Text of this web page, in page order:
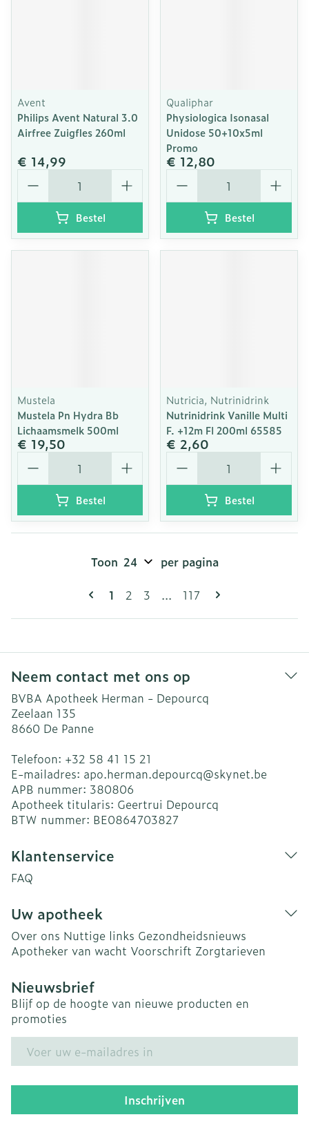
Avent
Philips Avent Natural 3.0
Airfree Zuigfles 260ml
€ 14,99
Aantal
Bestel
Qualiphar
Physiologica Isonasal
Unidose 50+10x5ml
Promo
€ 12,80
Aantal
Bestel
Mustela
Mustela Pn Hydra Bb
Lichaamsmelk 500ml
€ 19,50
Aantal
Bestel
Nutricia, Nutrinidrink
Nutrinidrink Vanille Multi
F. +12m Fl 200ml 65585
€ 2,60
Aantal
Bestel
Pagina's
U lees momenteel pagina
1 Pagina
2 Pagina
3 ... Pagina
117
Toon per pagina
Neem contact met ons op
BVBA Apotheek Herman - Depourcq
Zeelaan 135
8660 De Panne
Telefoon: +32 58 41 15 21
E-mailadres: apo.herman.depourcq@skynet.be
APB nummer: 380806
Apotheek titularis: Geertrui Depourcq
BTW nummer: BE0864703827
Klantenservice
FAQ
Uw apotheek
Over ons Nuttige links Gezondheidsnieuws
Apotheker van wacht Voorschrift Zorgtarieven
Nieuwsbrief
Blijf op de hoogte van nieuwe producten en
promoties
Inschrijven